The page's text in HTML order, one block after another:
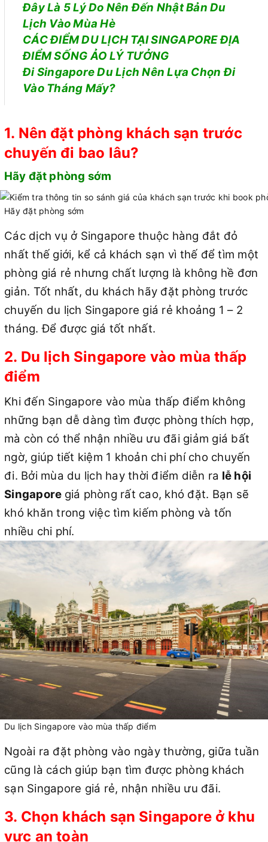
Đây Là 5 Lý Do Nên Đến Nhật Bản Du
Lịch Vào Mùa Hè
CÁC ĐIỂM DU LỊCH TẠI SINGAPORE ĐỊA
ĐIỂM SỐNG ẢO LÝ TƯỞNG
Đi Singapore Du Lịch Nên Lựa Chọn Đi
Vào Tháng Mấy?
1. Nên đặt phòng khách sạn trước
chuyến đi bao lâu?
Hãy đặt phòng sớm
Hãy đặt phòng sớm
Các dịch vụ ở Singapore thuộc hàng đắt đỏ
nhất thế giới, kể cả khách sạn vì thế để tìm một
phòng giá rẻ nhưng chất lượng là không hề đơn
giản. Tốt nhất, du khách hãy đặt phòng trước
chuyến du lịch Singapore giá rẻ khoảng 1 – 2
tháng. Để được giá tốt nhất.
2. Du lịch Singapore vào mùa thấp
điểm
Khi đến Singapore vào mùa thấp điểm không
những bạn dễ dàng tìm được phòng thích hợp,
mà còn có thể nhận nhiều ưu đãi giảm giá bất
ngờ, giúp tiết kiệm 1 khoản chi phí cho chuyến
đi. Bởi mùa du lịch hay thời điểm diễn ra lễ hội
Singapore giá phòng rất cao, khó đặt. Bạn sẽ
khó khăn trong việc tìm kiếm phòng và tốn
nhiều chi phí.
Du lịch Singapore vào mùa thấp điểm
Ngoài ra đặt phòng vào ngày thường, giữa tuần
cũng là cách giúp bạn tìm được phòng khách
sạn Singapore giá rẻ, nhận nhiều ưu đãi.
3. Chọn khách sạn Singapore ở khu
vực an toàn